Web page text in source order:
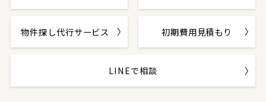
物件探し代行サービス 初期費用見積もり
LINEで相談